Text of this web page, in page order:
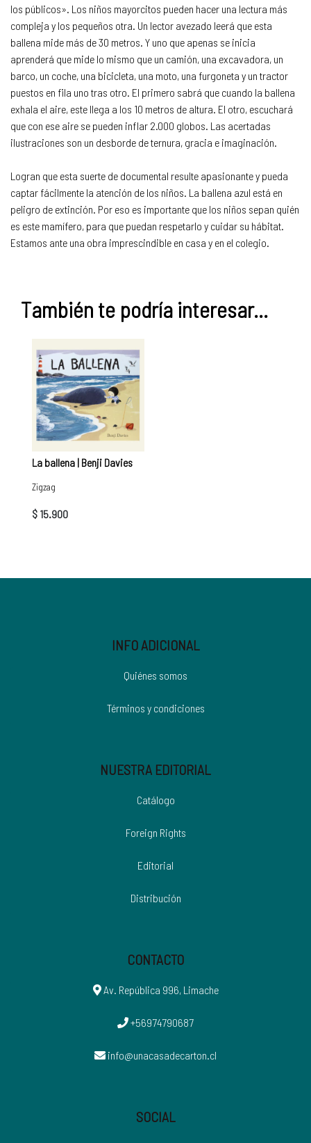
los públicos». Los niños mayorcitos pueden hacer una lectura más
compleja y los pequeños otra. Un lector avezado leerá que esta
ballena mide más de 30 metros. Y uno que apenas se inicia
aprenderá que mide lo mismo que un camión, una excavadora, un
barco, un coche, una bicicleta, una moto, una furgoneta y un tractor
puestos en fila uno tras otro. El primero sabrá que cuando la ballena
exhala el aire, este llega a los 10 metros de altura. El otro, escuchará
que con ese aire se pueden inflar 2.000 globos. Las acertadas
ilustraciones son un desborde de ternura, gracia e imaginación.
Logran que esta suerte de documental resulte apasionante y pueda
captar fácilmente la atención de los niños. La ballena azul está en
peligro de extinción. Por eso es importante que los niños sepan quién
es este mamífero, para que puedan respetarlo y cuidar su hábitat.
Estamos ante una obra imprescindible en casa y en el colegio.
También te podría interesar...
La ballena | Benji Davies
Zigzag
$ 15.900
INFO ADICIONAL
Quiénes somos
Términos y condiciones
NUESTRA EDITORIAL
Catálogo
Foreign Rights
Editorial
Distribución
CONTACTO
Av. República 996, Limache
+56974790687
info@unacasadecarton.cl
SOCIAL